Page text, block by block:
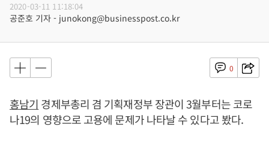
2020-03-11 11:18:04
공준호 기자 - junokong@businesspost.co.kr
0
홍남기 경제부총리 겸 기획재정부 장관이 3월부터는 코로
나19의 영향으로 고용에 문제가 나타날 수 있다고 봤다.